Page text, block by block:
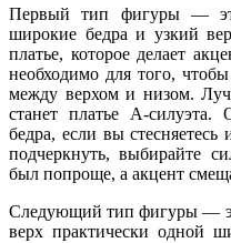
Первый тип фигуры —
широкие бедра и узкий
платье, которое делает
необходимо для того,
между верхом и низом.
станет платье А-
бедра, если вы
подчеркнуть, выбирайте
был попроще, а акцент
Следующий тип фигуры —
верх практически одной